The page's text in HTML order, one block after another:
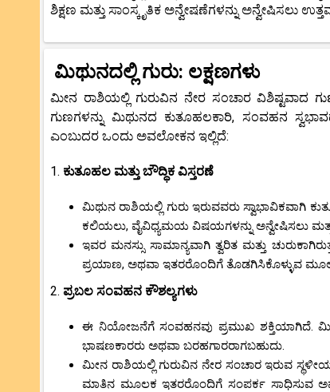
ಶಿಕ್ಷಣ ಮತ್ತು ಸಾಂಸ್ಕೃತಿಕ ಅನ್ವೇಷಣೆಗಳನ್ನು ಅನ್ವೇಷಿಸಲು
ಮಿಥುನದಲ್ಲಿ ಗುರು: ಲಕ್ಷಣಗಳು
ಮೀನ ರಾಶಿಯಲ್ಲಿ ಗುರುವಿನ ನೇರ ಸಂಚಾರ ವಿಶಿಷ್ಟವಾದ
ಗುಣಗಳನ್ನು ಮಿಥುನದ ಕುತೂಹಲಕಾರಿ, ಸಂವಹನ
ಎಂಬುದರ ಒಂದು ಅವಲೋಕನ ಇಲ್ಲಿದೆ:
1. ಕುತೂಹಲ ಮತ್ತು ಬೌದ್ಧಿಕ ವಿಸ್ತರಣೆ
ಮಿಥುನ ರಾಶಿಯಲ್ಲಿ ಗುರು ಇರುವವರು ಸ್ವಾಭಾವಿಕವಾಗಿ
ಕಲಿಯಲು, ವೈವಿಧ್ಯಮಯ ವಿಷಯಗಳನ್ನು ಅನ್ವೇಷಿಸಲು
ಇವರ ಮನಸ್ಸು ಸಾಮಾನ್ಯವಾಗಿ ತ್ವರಿತ ಮತ್ತು
ಪ್ರಯಾಣ, ಅಥವಾ ಇತರರೊಂದಿಗೆ ತೊಡಗಿಸಿಕೊಳ್ಳುವ
2. ಪ್ರಬಲ ಸಂವಹನ ಕೌಶಲ್ಯಗಳು
ಈ ನಿಯೋಜನೆಗೆ ಸಂವಹನವು ಪ್ರಮುಖ ಶಕ್ತಿಯಾಗಿದೆ.
ಭಾಷಣಕಾರರು ಅಥವಾ ಬರಹಗಾರರಾಗಬಹುದು.
ಮೀನ ರಾಶಿಯಲ್ಲಿ ಗುರುವಿನ ನೇರ ಸಂಚಾರ ಇರುವ
ಮಾತಿನ ಮೂಲಕ ಇತರರೊಂದಿಗೆ ಸಂಪರ್ಕ ಸಾಧಿಸುವ